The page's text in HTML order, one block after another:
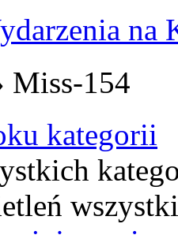
na
Miss-154
kategorii